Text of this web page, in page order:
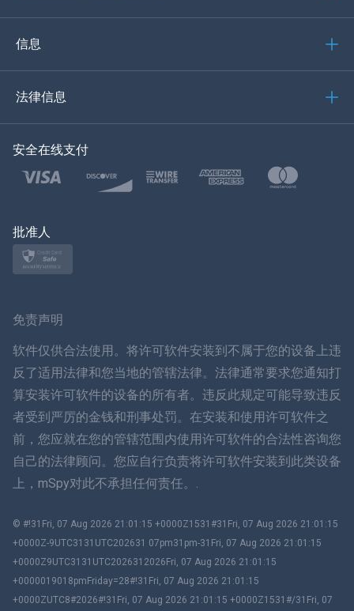
土耳其语
波兰文
ภาษาไทย
简体中文
丹麦语
हिंदी
עברית
信息
法律信息
安全在线支付
批准人
免责声明
软件仅供合法使用。将许可软件安装到不属于您的设备上违
反了适用法律和您当地的管辖法律。法律通常要求您通知打
算安装许可软件的设备的所有者。违反此规定可能导致违反
者受到严厉的金钱和刑事处罚。在安装和使用许可软件之
前，您应就在您的管辖范围内使用许可软件的合法性咨询您
自己的法律顾问。您应自行负责将许可软件安装到此类设备
上，mSpy对此不承担任何责任。.
© #!31Fri, 07 Aug 2026 21:01:15 +0000Z1531#31Fri, 07 Aug 2026 21:01:15
+0000Z-9UTC3131UTC202631 07pm31pm-31Fri, 07 Aug 2026 21:01:15
+0000Z9UTC3131UTC2026312026Fri, 07 Aug 2026 21:01:15
+0000019018pmFriday=28#!31Fri, 07 Aug 2026 21:01:15
+0000ZUTC8#2026#!31Fri, 07 Aug 2026 21:01:15 +0000Z1531#/31Fri, 07